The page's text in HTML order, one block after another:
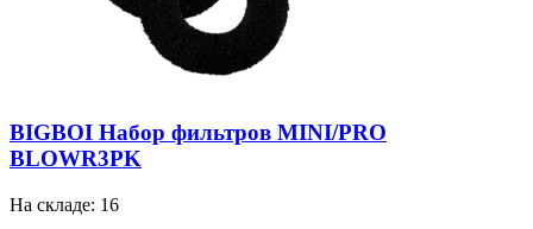
BIGBOI Набор фильтров MINI/PRO
BLOWR3PK
На складе: 16